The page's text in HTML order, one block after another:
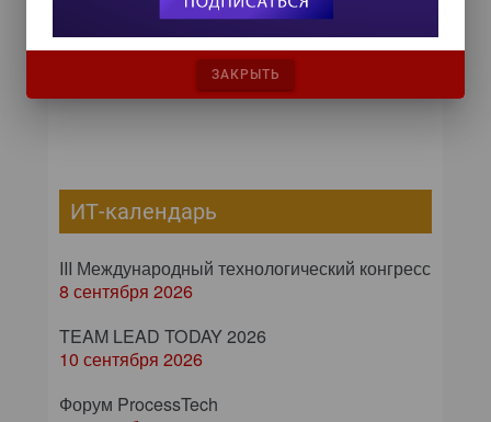
ИТ-календарь
III Международный технологический конгресс
8 сентября 2026
TEAM LEAD TODAY 2026
10 сентября 2026
Форум ProcessTech
ЗАКРЫТЬ